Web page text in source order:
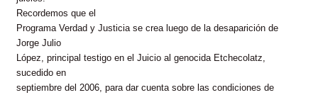
Recordemos que el
Programa Verdad y Justicia se crea luego de la desaparición de
Jorge Julio
López, principal testigo en el Juicio al genocida Etchecolatz,
sucedido en
septiembre del 2006, para dar cuenta sobre las condiciones de